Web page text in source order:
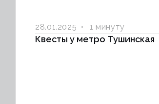
28.01.2025 1 минуту
Квесты у метро Тушинская